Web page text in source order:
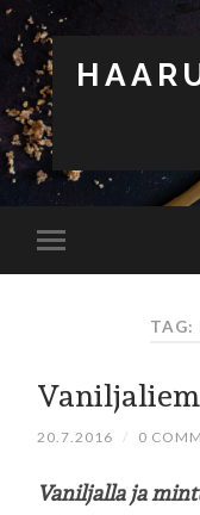
TAG:
20.7.2016 / 0
Vaniljalla ja